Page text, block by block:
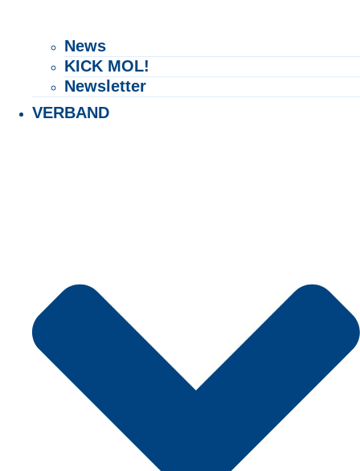
News
KICK MOL!
Newsletter
VERBAND
Search in content